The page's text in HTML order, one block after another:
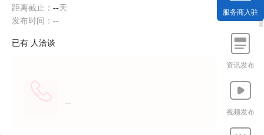
服务商入驻
资讯发布
视频发布
距离截止： --天
发布时间：--
已有 人洽谈
--